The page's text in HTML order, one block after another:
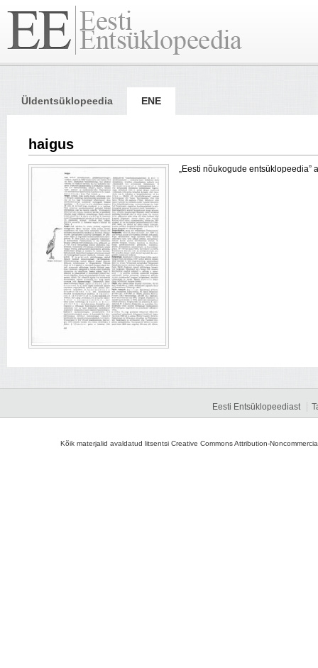
Üldentsüklopeedia ENE
haigus
„Eesti nõukogude entsüklopeedia”
Eesti Entsüklopeediast
Kõik materjalid avaldatud litsentsi Creative Commons Attribution-